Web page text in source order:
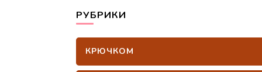
РУБРИКИ
КРЮЧКОМ